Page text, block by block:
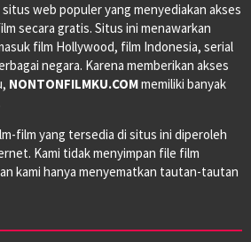
situs web populer yang menyediakan akses
secara gratis. Situs ini menawarkan
film Hollywood, film Indonesia, serial
negara. Karena memberikan akses
NONTONFILMKU.COMmemiliki banyak
film yang tersedia di situs ini diperoleh
Kami tidak menyimpan file film
kami hanya menyematkan tautan-tautan